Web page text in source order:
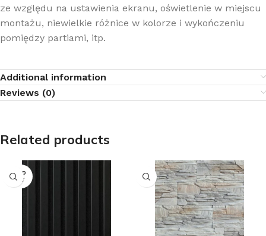
ze względu na ustawienia ekranu, oświetlenie w miejscu
montażu, niewielkie różnice w kolorze i wykończeniu
pomiędzy partiami, itp.
Additional information
Reviews (0)
Related products
SOLD
OUT